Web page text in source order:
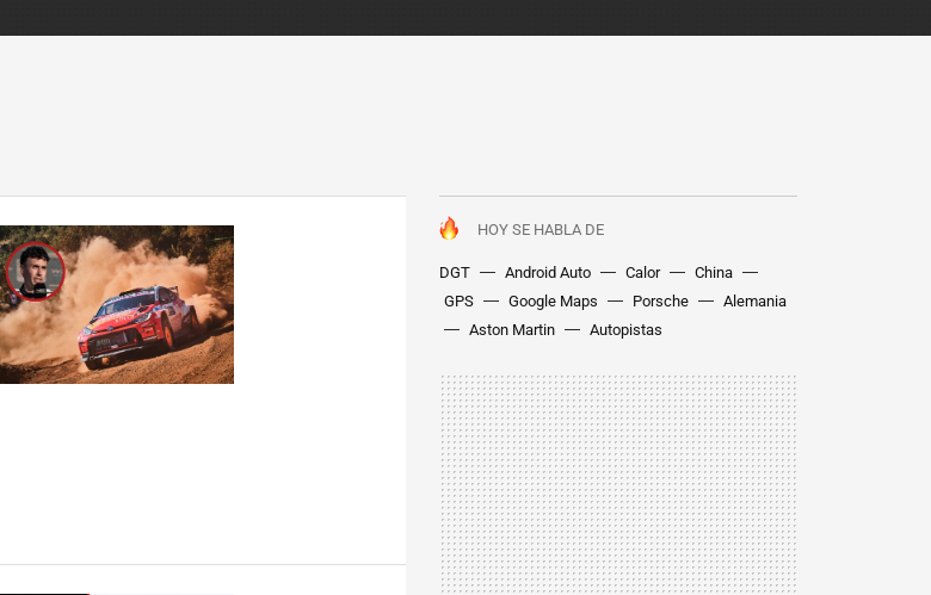
HOY SE HABLA DE
DGT Android Auto Calor
China
GPS
Google Maps Porsche
Alemania
Aston Martin
Autopistas